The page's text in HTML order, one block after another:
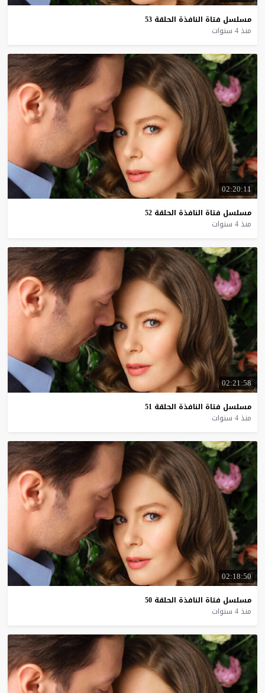
مسلسل فتاة النافذة الحلقة 53
منذ 4 سنوات
02:20:11
مسلسل فتاة النافذة الحلقة 52
منذ 4 سنوات
02:21:58
مسلسل فتاة النافذة الحلقة 51
منذ 4 سنوات
02:18:50
مسلسل فتاة النافذة الحلقة 50
منذ 4 سنوات